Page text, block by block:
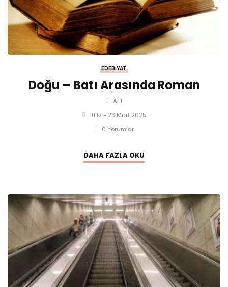
EDEBIYAT
Doğu – Batı Arasında Roman
Arif
01:12 - 23 Mart 2025
0 Yorumlar
DAHA FAZLA OKU